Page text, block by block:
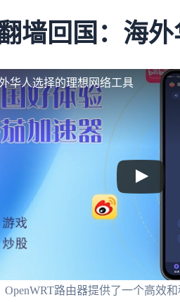
墙回国：海
华人选择的理想网络工具
OpenWRT路由器提供了一个高效